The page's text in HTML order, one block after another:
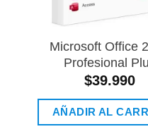
Microsoft Office
Profesional
$39.990
AÑADIR AL